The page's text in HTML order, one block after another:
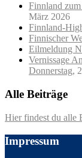
Finnland
März 2026
Finnland-
Finnischer
Eilmeldung
Vernissage
Donnerstag,
Alle Beiträge
Hier findest du alle
Impressum